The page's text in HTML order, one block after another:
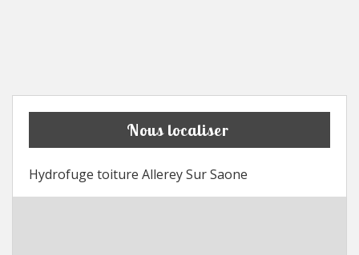
Nous localiser
Hydrofuge toiture Allerey Sur Saone